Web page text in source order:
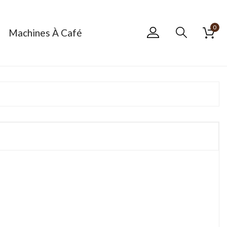
Machines À Café 0